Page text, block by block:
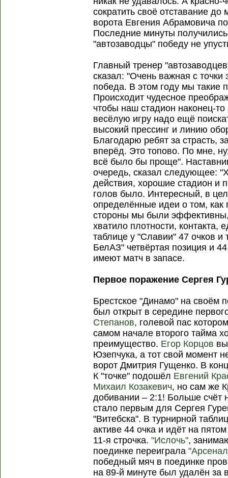
сократить своё отставание
ворота Евгения Абрамовича
Последние минуты
"автозаводцы" победу не
Главный тренер
сказал: "Очень важная с
победа. В этом году мы такие
Происходит чудесное
чтобы наш стадион наконец-
весёлую игру надо ещё
высокий прессинг и линию
Благодарю ребят за страсть,
вперёд. Это топово. По мне,
всё было бы проще".
очередь, сказал следующее:
действия, хорошие стадион и
голов было. Интересный, в
определённые идеи о том,
стороны мы были эффективны,
хватило плотности, контакта,
таблице у "Славии" 47 очков и
БелАЗ" четвёртая позиция и
имеют матч в запасе.
Первое поражение Сергея
Брестское "Динамо" на своём
был открыт в середине
Степанов, голевой пас
самом начале второго тайма
преимущество. Егор Корцов
Юзепчука, а тот свой момент
ворот Дмитрия Гущенко. В
К "точке" подошёл Евгений
Михаил Козакевич, но сам же
добивании – 2:1! Больше счёт
стало первым для Сергея
"Витебска". В турнирной
активе 44 очка и идёт на
11-я строчка."Ислочь",
поединке переиграла
победный мяч в поединке
на 89-й минуте был удалён за